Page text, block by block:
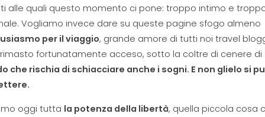
alle quali questo momento ci pone: troppo intimo e
Vogliamo invece dare su queste pagine sfogo almeno
per il viaggio, grande amore di tutti noi travel
fortunatamente acceso, sotto la coltre di cenere di
che rischia di schiacciare anche i sogni. E non glielo si
oggi tutta la potenza della libertà, quella piccola cosa